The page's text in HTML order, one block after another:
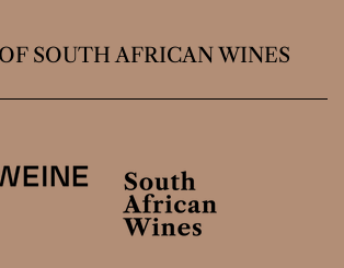
SOUTH AFRICAN WINES